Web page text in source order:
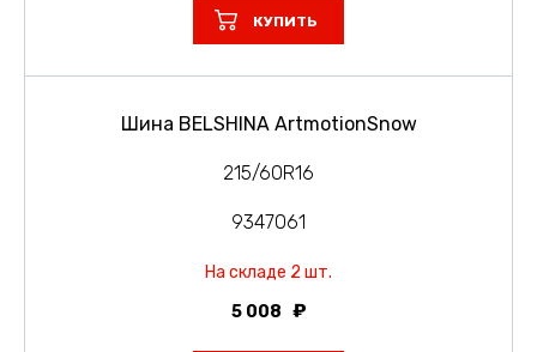
КУПИТЬ
Шина BELSHINA ArtmotionSnow
215/60R16
9347061
На складе 2 шт.
5 008